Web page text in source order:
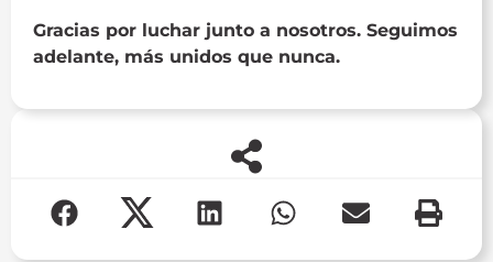
Gracias por luchar junto a nosotros. Seguimos
adelante, más unidos que nunca.